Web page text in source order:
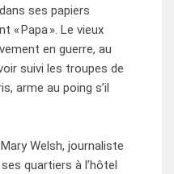
ses papiers
« Papa ». Le vieux
en guerre, au
suivi les troupes de
arme au poing s’il
Welsh, journaliste
quartiers à l’hôtel